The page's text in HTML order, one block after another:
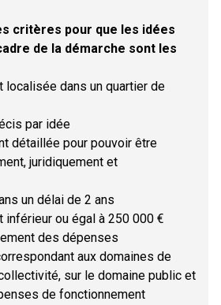
critères pour que les idées
de la démarche sont les
localisée dans un quartier de
par idée
détaillée pour pouvoir être
juridiquement et
un délai de 2 ans
inférieur ou égal à 250 000 €
des dépenses
aux domaines de
sur le domaine public et
de fonctionnement